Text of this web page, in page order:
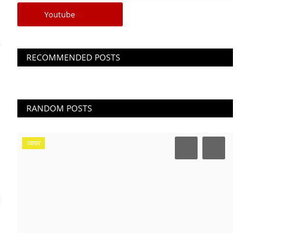
Youtube
RECOMMENDED POSTS
RANDOM POSTS
व्यापार